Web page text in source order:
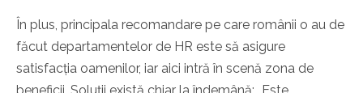
În plus, principala recomandare pe care românii o au de
făcut departamentelor de HR este să asigure
satisfacția oamenilor, iar aici intră în scenă zona de